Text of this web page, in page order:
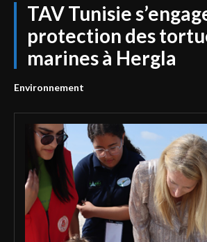
TAV Tunisie
protection des
marines à Hergla
Environnement